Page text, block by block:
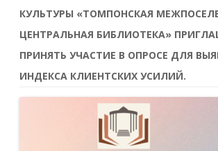
КУЛЬТУРЫ «ТОМПОНСКАЯ
ЦЕНТРАЛЬНАЯ БИБЛИОТЕКА»
ПРИНЯТЬ УЧАСТИЕ В ОПРОСЕ ДЛЯ
ИНДЕКСА КЛИЕНТСКИХ УСИЛИЙ.